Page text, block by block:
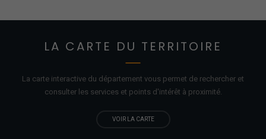
LA CARTE DU TERRITOIRE
La carte interactive du département vous permet de rechercher et
consulter les services et points d'intérêt à proximité.
VOIR LA CARTE